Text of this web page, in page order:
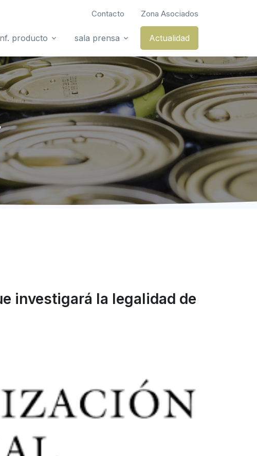
Contacto Zona Asociados
producto sala prensa Actualidad
investigará la legalidad de